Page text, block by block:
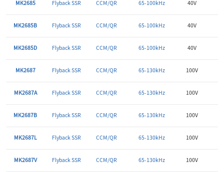
MK2685 Flyback SSR CCM/QR 65-100kHz 40V
MK2685B Flyback SSR CCM/QR 65-100kHz 40V
MK2685D Flyback SSR CCM/QR 65-100kHz 40V
MK2687 Flyback SSR CCM/QR 65-130kHz 100V
MK2687A Flyback SSR CCM/QR 65-130kHz 100V
MK2687B Flyback SSR CCM/QR 65-130kHz 100V
MK2687L Flyback SSR CCM/QR 65-130kHz 100V
MK2687V Flyback SSR CCM/QR 65-130kHz 100V